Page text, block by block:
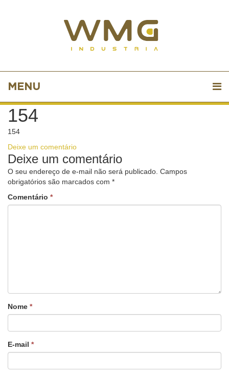
MENU
154
154
Deixe um comentário
Deixe um comentário
O seu endereço de e-mail não será publicado. Campos
obrigatórios são marcados com *
Comentário *
Nome *
E-mail *